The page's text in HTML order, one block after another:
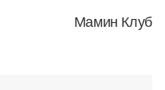
Мамин Клуб